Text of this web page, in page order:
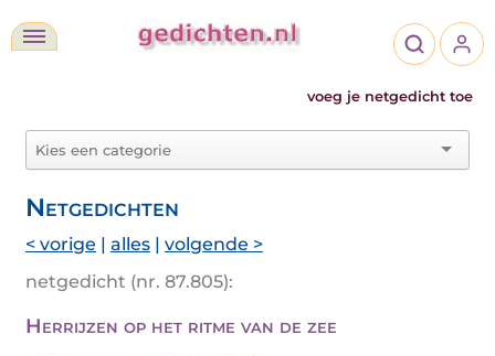
voeg je netgedicht toe
Netgedichten
< vorige | alles | volgende >
netgedicht (nr. 87.805):
Herrijzen op het ritme van de zee